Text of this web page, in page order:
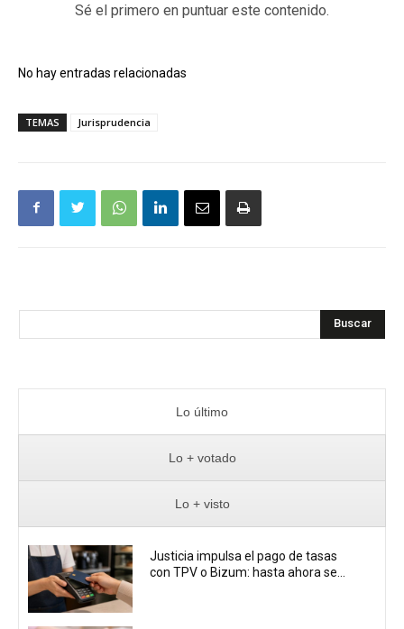
Sé el primero en puntuar este contenido.
No hay entradas relacionadas
TEMAS Jurisprudencia
Buscar
Lo último
Lo + votado
Lo + visto
Justicia impulsa el pago de tasas
con TPV o Bizum: hasta ahora se...